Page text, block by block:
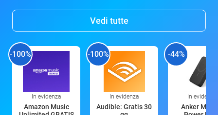
Vedi tutte
-100%
In evidenza
Amazon Music
-100%
In evidenza
Audible: Gratis 30
-44%
In evidenza
Anker